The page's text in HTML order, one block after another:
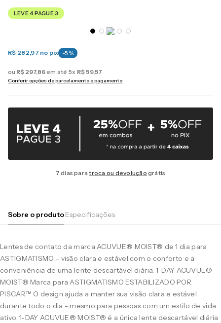
LEVE 4 PAGUE 3
R$ 282,97 no pix -5 %
ou R$ 297,86 em até 5x R$59,57
Conferir opções de parcelamento e pagamento
7 dias paratroca ou devolução grátis
Sobre o produtoEspecificações
Lentes de contato da marca ACUVUE® MOIST® de 1 dia para
ASTIGMATISMO - visão clara e estável com o conforto e a
conveniência de uma lente descartável diária. 1-DAY ACUVUE®
MOIST® Marca para ASTIGMATISMO ESTABILIZADO POR
PISCAR™ O design ajuda a manter sua visão clara e estável
durante todo o dia - mesmo para pessoas com um estilo de vida
ativo. 1-DAY ACUVUE® MOIST® é a única lente descartável diária